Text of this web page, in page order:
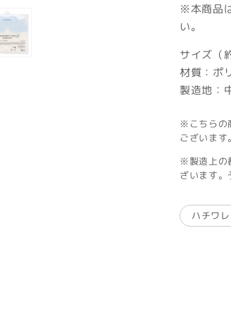
※本商品
い。
サイズ（
材質：ポ
製造地：
※こちらの
ございます
※製造上の
ざいます。
ハチワレ